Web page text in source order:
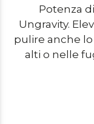
Potenza
Ungravity.
pulire anche
alti o nelle